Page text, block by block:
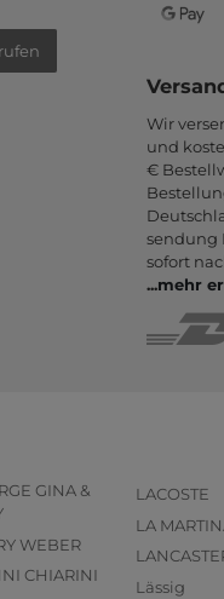
Wir
und
€
sendung
sofort
...mehr
GINA &
WEBER
CHIARINI
LACOSTE
LA
Lässig